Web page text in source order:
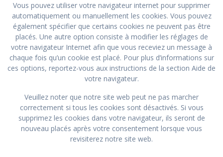
Vous pouvez utiliser votre navigateur internet pour supprimer
automatiquement ou manuellement les cookies. Vous pouvez
également spécifier que certains cookies ne peuvent pas être
placés. Une autre option consiste à modifier les réglages de
votre navigateur Internet afin que vous receviez un message à
chaque fois qu’un cookie est placé. Pour plus d’informations sur
ces options, reportez-vous aux instructions de la section Aide de
votre navigateur.
Veuillez noter que notre site web peut ne pas marcher
correctement si tous les cookies sont désactivés. Si vous
supprimez les cookies dans votre navigateur, ils seront de
nouveau placés après votre consentement lorsque vous
revisiterez notre site web.